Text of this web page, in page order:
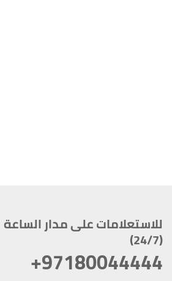
للاستعلامات على مدار الساعة
(24/7)
+97180044444